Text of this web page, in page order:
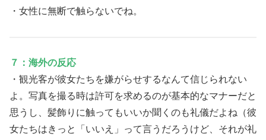
・女性に無断で触らないでね。
７：海外の反応
・観光客が彼女たちを嫌がらせするなんて信じられない
よ。写真を撮る時は許可を求めるのが基本的なマナーだと
思うし、髪飾りに触ってもいいか聞くのも礼儀だよね（彼
女たちはきっと「いいえ」って言うだろうけど、それが礼